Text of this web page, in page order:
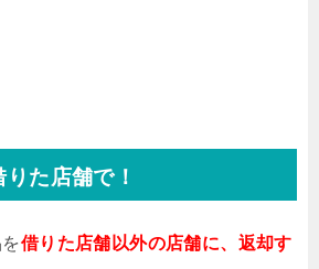
た店舗で！
借りた店舗以外の店舗に、返却す